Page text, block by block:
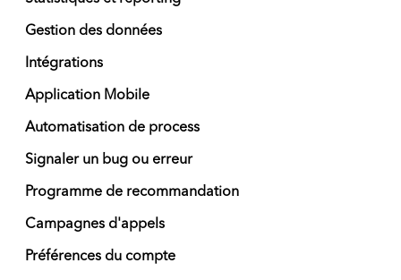
Gestion des données
Intégrations
Application Mobile
Automatisation de process
Signaler un bug ou erreur
Programme de recommandation
Campagnes d'appels
Préférences du compte